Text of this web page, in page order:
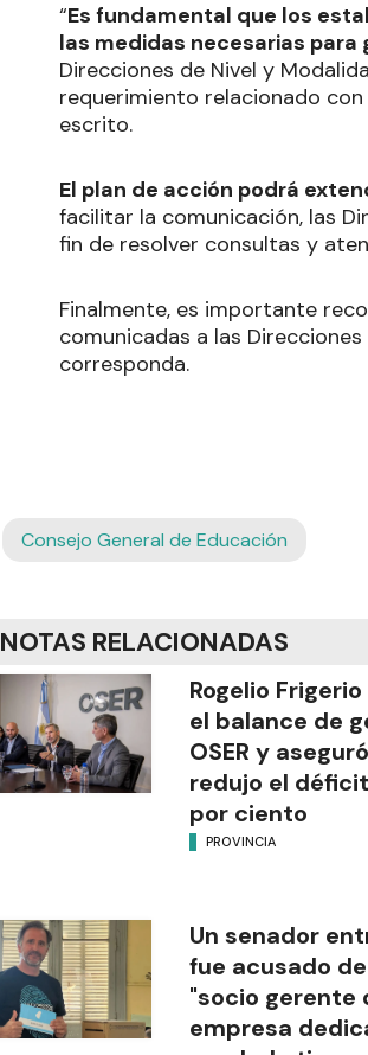
“Es fundamental que los
las medidas necesarias
Direcciones de Nivel y
requerimiento relacionado
escrito.
El plan de acción podrá
facilitar la comunicación, las
fin de resolver consultas y
Finalmente, es importante
comunicadas a las
corresponda.
Consejo General de Educación
NOTAS RELACIONADAS
Rogelio
el balance de
OSER y
redujo el
por ciento
PROVINCIA
Un senador
fue acusado
"socio gerente
empresa